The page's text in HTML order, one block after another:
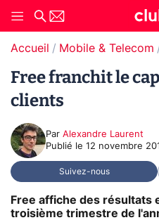
Accueil Mobile & Telecom
Free franchit le
clients
Par Alexandre Laurent
Publié le 12 novembre
Suivez-nous
Free affiche des résultats
troisième trimestre de